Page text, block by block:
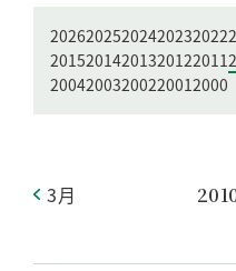
20262025202420232022
20152014201320122011
20042003200220012000
3月